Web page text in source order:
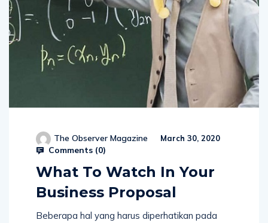
The Observer Magazine March 30, 2020
Comments (0)
What To Watch In Your
Business Proposal
Beberapa hal yang harus diperhatikan pada